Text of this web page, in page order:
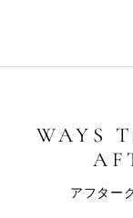
アフター